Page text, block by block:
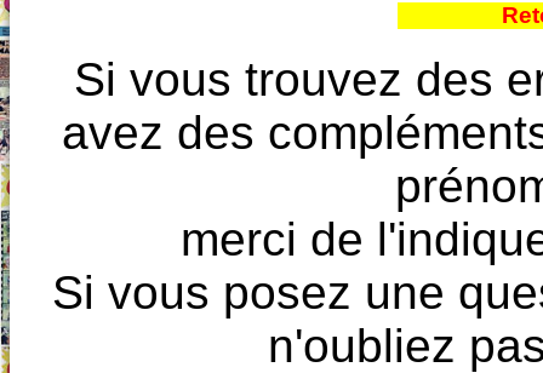
Si vous trouvez des
avez des
merci de
Si vous posez une
n'oubliez